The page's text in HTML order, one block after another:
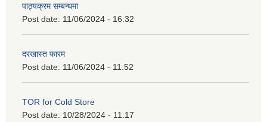
पाठ्यक्रम सम्बन्धमा
Post date: 11/06/2024 - 16:32
दरखास्त फारम
Post date: 11/06/2024 - 11:52
TOR for Cold Store
Post date: 10/28/2024 - 11:17